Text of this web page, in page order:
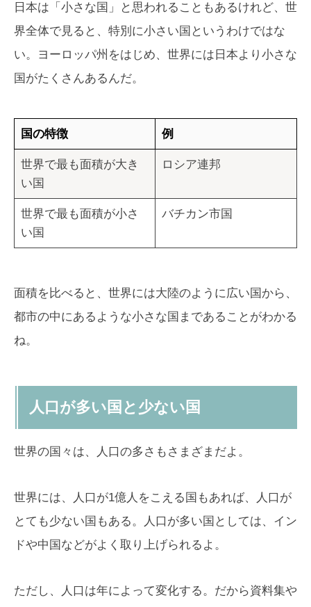
日本は「小さな国」と思われることもあるけれど、世
界全体で見ると、特別に小さい国というわけではな
い。ヨーロッパ州をはじめ、世界には日本より小さな
国がたくさんあるんだ。
国の特徴 例
世界で最も面積が大き
い国
ロシア連邦
世界で最も面積が小さ
い国
バチカン市国
面積を比べると、世界には大陸のように広い国から、
都市の中にあるような小さな国まであることがわかる
ね。
人口が多い国と少ない国
世界の国々は、人口の多さもさまざまだよ。
世界には、人口が1億人をこえる国もあれば、人口が
とても少ない国もある。人口が多い国としては、イン
ドや中国などがよく取り上げられるよ。
ただし、人口は年によって変化する。だから資料集や